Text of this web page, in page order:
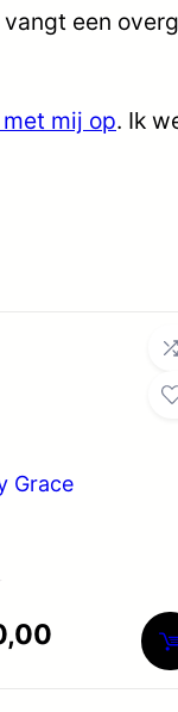
een
mij op. Ik
Grace